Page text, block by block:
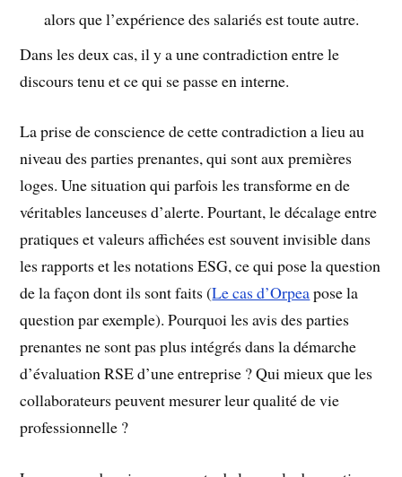
alors que l’expérience des salariés est toute autre.
Dans les deux cas, il y a une contradiction entre le
discours tenu et ce qui se passe en interne.
La prise de conscience de cette contradiction a lieu au
niveau des parties prenantes, qui sont aux premières
loges. Une situation qui parfois les transforme en de
véritables lanceuses d’alerte. Pourtant, le décalage entre
pratiques et valeurs affichées est souvent invisible dans
les rapports et les notations ESG, ce qui pose la question
de la façon dont ils sont faits (Le cas d’Orpeapose la
question par exemple). Pourquoi les avis des parties
prenantes ne sont pas plus intégrés dans la démarche
d’évaluation RSE d’une entreprise ? Qui mieux que les
collaborateurs peuvent mesurer leur qualité de vie
professionnelle ?